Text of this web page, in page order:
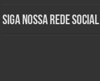
Siga nossa rede social